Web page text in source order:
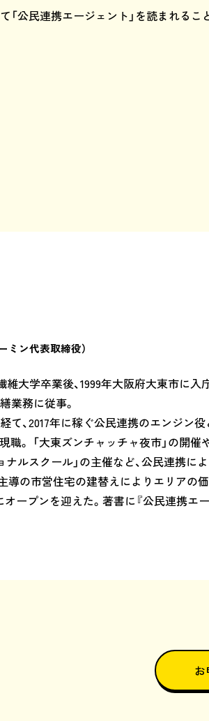
「公民連携エージェント」を読まれるこ
ミン代表取締役）
維大学卒業後、1999年大阪府大東市に入
業務に従事。
て、2017年に稼ぐ公民連携のエンジン
職。 「大東ズンチャッチャ夜市」の開催
ナルスクール」の主催など、公民連携に
導の市営住宅の建替えによりエリアの
ープンを迎えた。著書に『公民連携エー
お